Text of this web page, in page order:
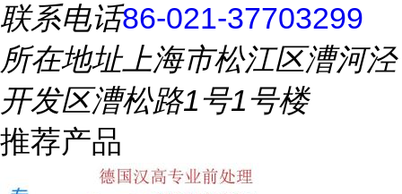
联系电话86-021-37703299
所在地址上海市松江区漕河泾
开发区漕松路1号1号楼
推荐产品